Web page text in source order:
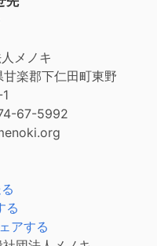
メノキ
楽郡下仁田町東野
67-5992
る
アする